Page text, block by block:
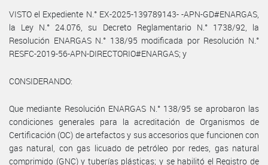
VISTO el Expediente N.° EX-2025-139789143- -APN-GD#ENARGAS,
la Ley N.° 24.076, su Decreto Reglamentario N.° 1738/92, la
Resolución ENARGAS N.° 138/95 modificada por Resolución N.°
RESFC-2019-56-APN-DIRECTORIO#ENARGAS; y
CONSIDERANDO:
Que mediante Resolución ENARGAS N.° 138/95 se aprobaron las
condiciones generales para la acreditación de Organismos de
Certificación (OC) de artefactos y sus accesorios que funcionen con
gas natural, con gas licuado de petróleo por redes, gas natural
comprimido (GNC) y tuberías plásticas; y se habilitó el Registro de